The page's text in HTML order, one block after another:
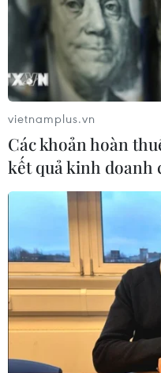
TIN CÙNG
Mỹ đánh giá thỏa thuận
Armenia-Azerbaijan và
TRIPP
09/08/2026 06:56
vietnamplus.vn
Các khoản hoàn
kết quả kinh doanh